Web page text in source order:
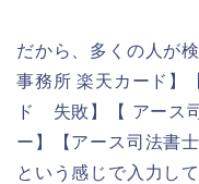
だから、多くの人が
事務所 楽天カード】
ド 失敗】【 アース
ー】【アース司法書
という感じで入力し